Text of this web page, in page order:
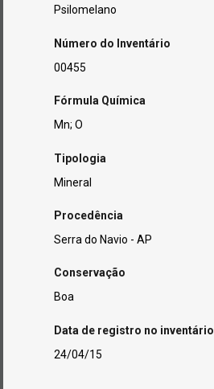
Psilomelano
Número do Inventário
00455
Fórmula Química
Mn; O
Tipologia
Mineral
Procedência
Serra do Navio - AP
Conservação
Boa
Data de registro no inventário
24/04/15